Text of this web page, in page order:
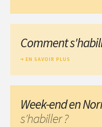
Comment
EN SAVOIR PLUS
Week-end en
s'habiller ?